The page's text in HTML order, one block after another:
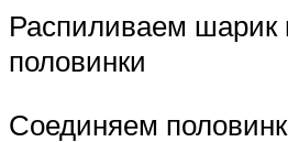
Распиливаем шарик
половинки
Соединяем